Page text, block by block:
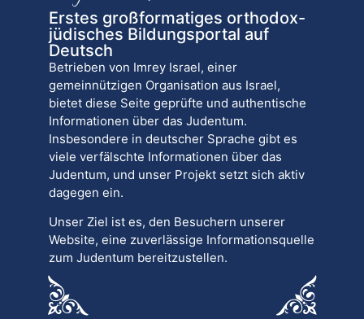
Erstes großformatiges orthodox-
jüdisches Bildungsportal auf
Deutsch
Betrieben von Imrey Israel, einer
gemeinnützigen Organisation aus Israel,
bietet diese Seite geprüfte und authentische
Informationen über das Judentum.
Insbesondere in deutscher Sprache gibt es
viele verfälschte Informationen über das
Judentum, und unser Projekt setzt sich aktiv
dagegen ein.
Unser Ziel ist es, den Besuchern unserer
Website, eine zuverlässige Informationsquelle
zum Judentum bereitzustellen.